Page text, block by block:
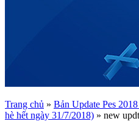
Trang chủ » Bản Update Pes
hè hết ngày 31/7/2018) » new